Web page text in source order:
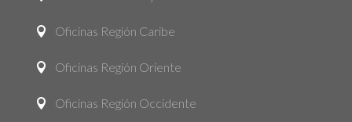
 Oficinas Región Caribe
 Oficinas Región Oriente
 Oficinas Región Occidente